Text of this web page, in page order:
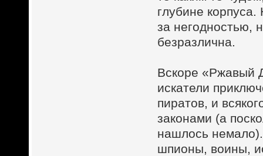
глубине
за негодностью,
безразлична.
Вскоре «Ржавый
искатели
пиратов, и
законами (а
нашлось
шпионы, воины,